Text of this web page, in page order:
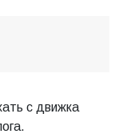
с движка